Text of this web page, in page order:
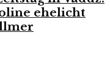
ehelicht